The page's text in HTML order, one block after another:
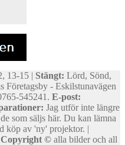
13-15 | Stängt: Lörd, Sönd,
Företagsby - Eskilstunavägen
545241. E-post:
Jag utför inte längre
som säljs här. Du kan lämna
köp av 'ny' projektor. |
Copyright © alla bilder och all